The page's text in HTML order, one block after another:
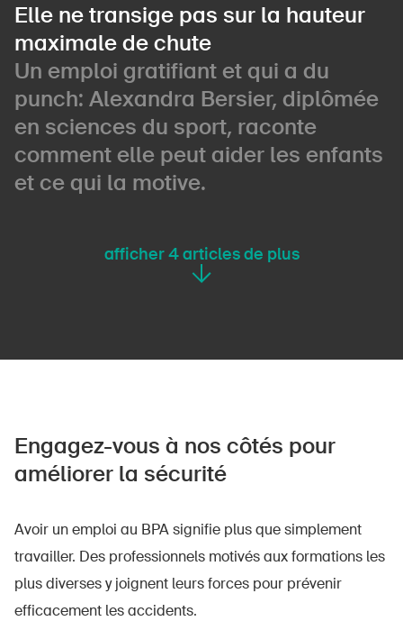
Elle ne transige pas sur la hauteur
maximale de chute
Un emploi gratifiant et qui a du
punch: Alexandra Bersier, diplômée
en sciences du sport, raconte
comment elle peut aider les enfants
et ce qui la motive.
afficher4articles de plus
Engagez-vous à nos côtés pour
améliorer la sécurité
Avoir un emploi au BPA signifie plus que simplement
travailler. Des professionnels motivés aux formations les
plus diverses y joignent leurs forces pour prévenir
efficacement les accidents.